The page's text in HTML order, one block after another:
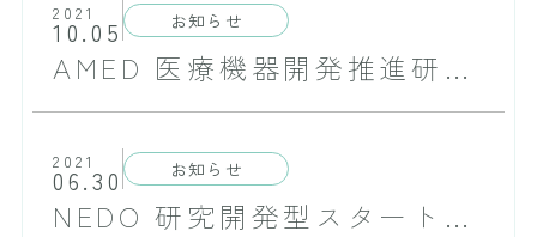
2021
10.05 お知らせ
AMED 医療機器開発推進研究事業に採択されました
2021
06.30 お知らせ
NEDO 研究開発型スタートアップ支援事業／Product Commercialization Alliance（PCA）に採択されました